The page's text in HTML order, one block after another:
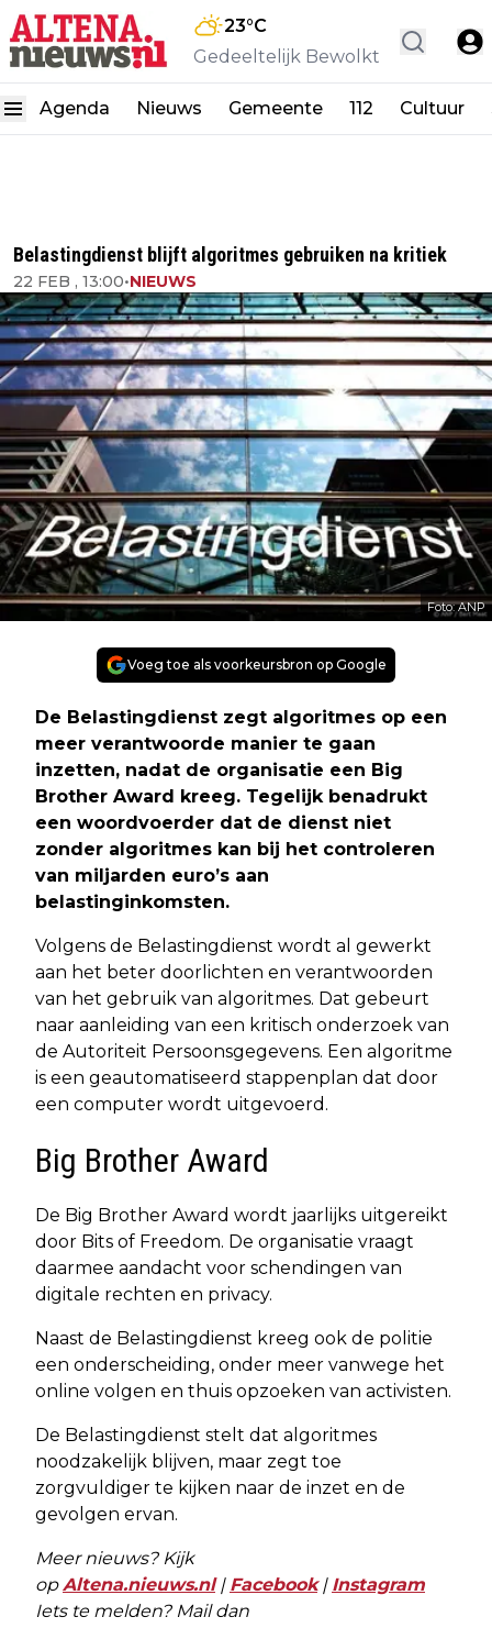
23°C
Gedeeltelijk Bewolkt
Agenda Nieuws Gemeente 112 Cultuur
Belastingdienst blijft algoritmes gebruiken na kritiek
22 FEB , 13:00•NIEUWS
Foto: ANP
Voeg toe als voorkeursbron op Google
De Belastingdienst zegt algoritmes op een
meer verantwoorde manier te gaan
inzetten, nadat de organisatie een Big
Brother Award kreeg. Tegelijk benadrukt
een woordvoerder dat de dienst niet
zonder algoritmes kan bij het controleren
van miljarden euro’s aan
belastinginkomsten.
Volgens de Belastingdienst wordt al gewerkt
aan het beter doorlichten en verantwoorden
van het gebruik van algoritmes. Dat gebeurt
naar aanleiding van een kritisch onderzoek van
de Autoriteit Persoonsgegevens. Een algoritme
is een geautomatiseerd stappenplan dat door
een computer wordt uitgevoerd.
Big Brother Award
De Big Brother Award wordt jaarlijks uitgereikt
door Bits of Freedom. De organisatie vraagt
daarmee aandacht voor schendingen van
digitale rechten en privacy.
Naast de Belastingdienst kreeg ook de politie
een onderscheiding, onder meer vanwege het
online volgen en thuis opzoeken van activisten.
De Belastingdienst stelt dat algoritmes
noodzakelijk blijven, maar zegt toe
zorgvuldiger te kijken naar de inzet en de
gevolgen ervan.
Meer nieuws? Kijk
opAltena.nieuws.nl| Facebook| Instagram
Iets te melden? Mail dan